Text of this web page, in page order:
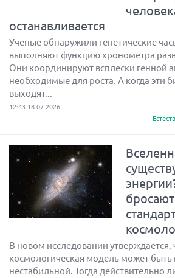
останавливается
Ученые обнаружили генетические
выполняют функцию хронометра
Они координируют всплески генной
необходимые для роста. А когда эти
выходят...
12:43 18.07.2026
В новом исследовании утверждается,
космологическая модель может
нестабильной. Тогда действительно